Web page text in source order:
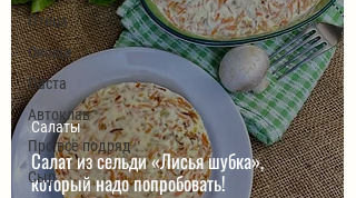
Птица
Овощи
Паста
Автоклав
Про всё подряд
Сыр
Салат из сельди «Лисья шубка»,
который надо попробовать!
Салаты